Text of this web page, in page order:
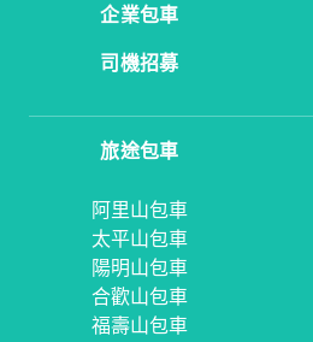
企業包車
司機招募
旅途包車
阿里山包車
太平山包車
陽明山包車
合歡山包車
福壽山包車